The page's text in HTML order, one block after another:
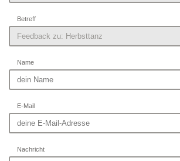
Betreff
Name
E-Mail
Nachricht